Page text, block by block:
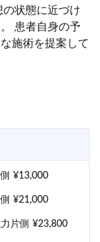
状態に近づけ
患者自身の予
施術を提案して
¥13,000
¥21,000
片側 ¥23,800